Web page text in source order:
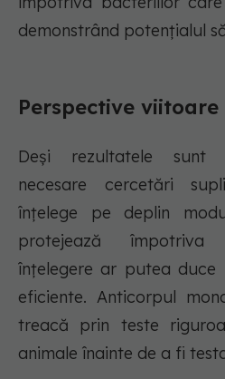
demonstrând potențialul
Perspective viitoare
Deși rezultatele sunt
necesare cercetări
înțelege pe deplin
protejează împotriva
înțelegere ar putea
eficiente. Anticorpul
treacă prin teste
animale înainte de a fi